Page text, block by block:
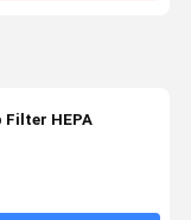
Filter HEPA